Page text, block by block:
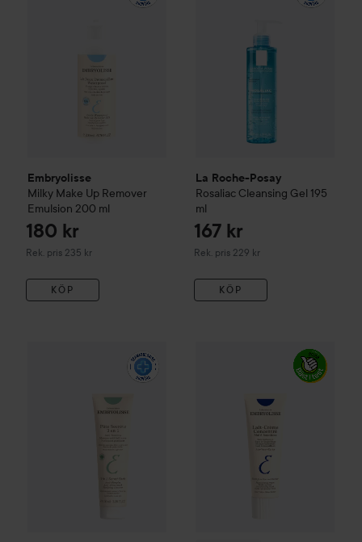
Embryolisse
Milky Make Up Remover
Emulsion 200 ml
180 kr
Rek. pris 235 kr
Rekommenderat pris 235 kr
KÖP
La Roche-Posay
Rosaliac Cleansing Gel 195
ml
167 kr
Rek. pris 229 kr
Rekommenderat pris 229 kr
KÖP
3-in-1 Secret Paste Rekommenderat pris 310 kr
Embryolisse